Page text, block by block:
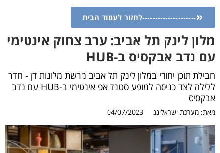
---------------------לחזור לעמוד הבית
מלון לינק תל אביב: ערב צחוק אינטימי
עם נדב אבקסיס ב-HUB
חבילת תוכן יחודי במלון לינק תל אביב מרשת מלונות דן - חדר
ללילה לצד כניסה למופע סטנד אפ אינטימי ב-HUB עם נדב
אבקסיס
מאת: מערכת ישראלינג 04/07/2023